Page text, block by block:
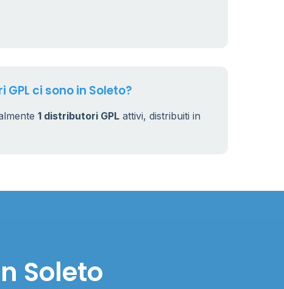
ci sono in Soleto?
1 distributori GPL attivi, distribuiti in
Soleto